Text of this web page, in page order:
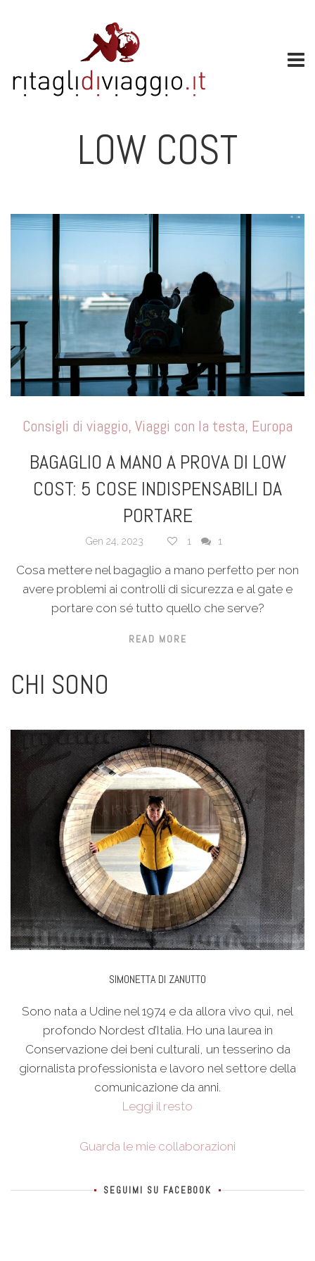
LOW COST
Consigli di viaggio, Viaggi con la testa, Europa
BAGAGLIO A MANO A PROVA DI LOW
COST: 5 COSE INDISPENSABILI DA
PORTARE
Gen 24, 2023 1 1
Cosa mettere nel bagaglio a mano perfetto per non
avere problemi ai controlli di sicurezza e al gate e
portare con sé tutto quello che serve?
READ MORE
CHI SONO
SIMONETTA DI ZANUTTO
Sono nata a Udine nel 1974 e da allora vivo qui, nel
profondo Nordest d’Italia. Ho una laurea in
Conservazione dei beni culturali, un tesserino da
giornalista professionista e lavoro nel settore della
comunicazione da anni.
Leggi il resto
Guarda le mie collaborazioni
SEGUIMI SU FACEBOOK